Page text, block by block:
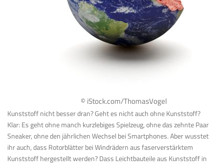
© iStock.com/ThomasVogel
Kunststoff nicht besser dran? Geht es nicht auch ohne Kunststoff?
Klar: Es geht ohne manch kurzlebiges Spielzeug, ohne das zehnte Paar
Sneaker, ohne den jährlichen Wechsel bei Smartphones. Aber wusstet
ihr auch, dass Rotorblätter bei Windrädern aus faserverstärktem
Kunststoff hergestellt werden? Dass Leichtbauteile aus Kunststoff in